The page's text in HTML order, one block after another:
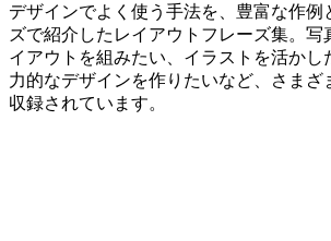
デザインでよく使う手法を、豊富な作例
ズで紹介したレイアウトフレーズ集。写
イアウトを組みたい、イラストを活かし
力的なデザインを作りたいなど、さまざ
収録されています。